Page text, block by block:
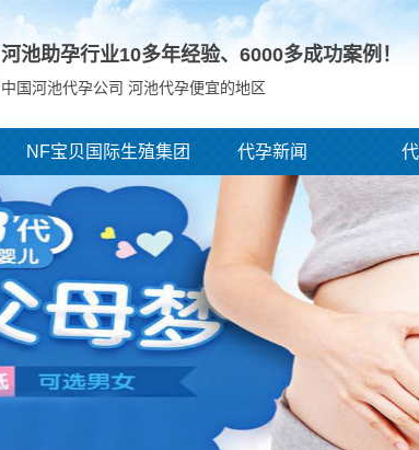
河池助孕行业10多年经验、 6000多成功案例！
中国河池代孕公司 河池代孕便宜的地区
NF宝贝国际生殖集团 代孕新闻